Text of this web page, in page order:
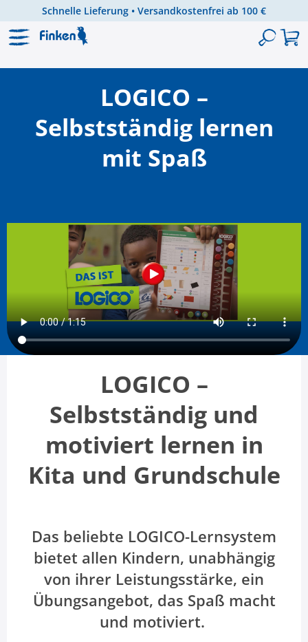
Zum Hauptinhalt springen
Schnelle Lieferung • Versandkostenfrei ab 100 €
LOGICO –
Selbstständig lernen
mit Spaß
LOGICO –
Selbstständig und
motiviert lernen in
Kita und Grundschule
Das beliebte LOGICO-Lernsystem
bietet allen Kindern, unabhängig
von ihrer Leistungsstärke, ein
Übungsangebot, das Spaß macht
und motiviert.